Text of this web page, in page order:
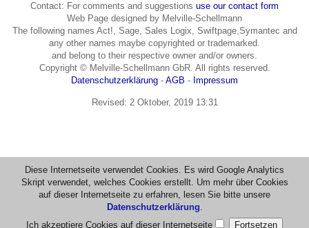
Contact: For comments and suggestions use our contact form
Web Page designed by Melville-Schellmann
The following names Act!, Sage, Sales Logix, Swiftpage,Symantec and
any other names maybe copyrighted or trademarked.
and belong to their respective owner and/or owners.
Copyright © Melville-Schellmann GbR. All rights reserved.
Datenschutzerklärung - AGB - Impressum
Revised: 2 Oktober, 2019 13:31
Diese Internetseite verwendet Cookies. Es wird Google Analytics
Skript verwendet, welches Cookies erstellt. Um mehr über Cookies
auf dieser Internetseite zu erfahren, lesen Sie bitte unsere
Datenschutzerklärung.
Ich akzeptiere Cookies auf dieser Internetseite